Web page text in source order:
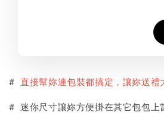
#直接幫妳連包裝都搞定，讓妳送禮
# 迷你尺寸讓妳方便掛在其它包包